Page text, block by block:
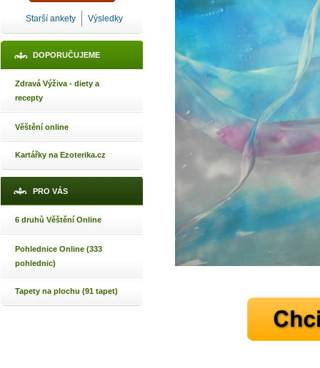
Starší ankety Výsledky
DOPORUČUJEME
Zdravá Výživa - diety a
recepty
Věštění online
Kartářky na Ezoterika.cz
PRO VÁS
6 druhů Věštění Online
Pohlednice Online (333
pohlednic)
Tapety na plochu (91 tapet)